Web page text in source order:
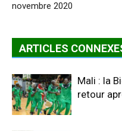
novembre 2020
ARTICLES
Mali : la
retour